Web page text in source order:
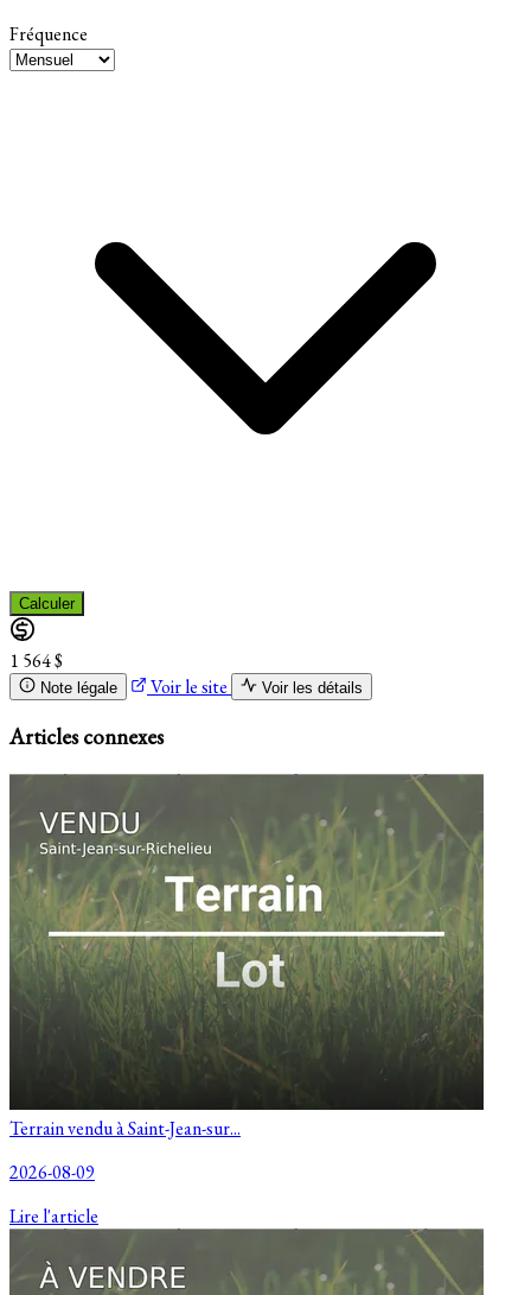
Fréquence
Calculer
1 564 $
Note légale Voir le site Voir les détails
Articles connexes
Terrain vendu à Saint-Jean-sur...
2026-08-09
Lire l'article